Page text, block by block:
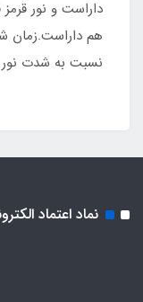
داراست و نور
نسبت به شدت نور تا 48 ساعت نور دهی
نماد اعتماد